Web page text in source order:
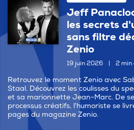
Jeff
les secrets
sans filtre
Zenio
19 juin 2026 2 min
Retrouvez le moment Zenio avec
Staal. Découvrez les coulisses du
et sa marionnette Jean-Marc. De
processus créatifs, l'humoriste se
pages du magazine Zenio.